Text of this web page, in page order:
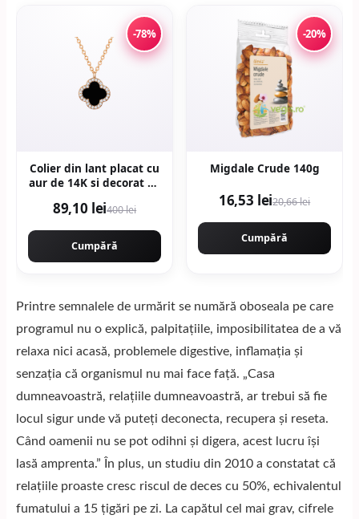
-78%
Colier din lant placat cu
aur de 14K si decorat cu
89,10 lei400 lei
Cumpără
-20%
Migdale Crude 140g
16,53 lei20,66 lei
Cumpără
Printre semnalele de urmărit se numără oboseala pe care
programul nu o explică, palpitațiile, imposibilitatea de a vă
relaxa nici acasă, problemele digestive, inflamația și
senzația că organismul nu mai face față. „Casa
dumneavoastră, relațiile dumneavoastră, ar trebui să fie
locul sigur unde vă puteți deconecta, recupera și reseta.
Când oamenii nu se pot odihni și digera, acest lucru își
lasă amprenta.” În plus, un studiu din 2010 a constatat că
relațiile proaste cresc riscul de deces cu 50%, echivalentul
fumatului a 15 țigări pe zi. La capătul cel mai grav, cifrele